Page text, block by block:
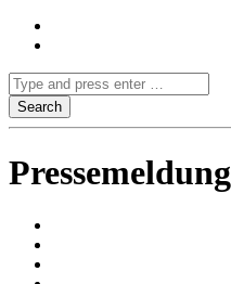
Pressemeldung